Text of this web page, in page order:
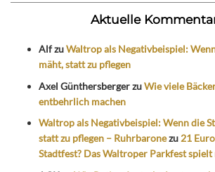
Aktuelle
AlfzuWaltrop als Negativbeispiel:
mäht, statt zu pflegen
Axel GünthersbergerzuWie viele
entbehrlich machen
Waltrop als Negativbeispiel: Wenn die
statt zu pflegen – Ruhrbaronezu21
Stadtfest? Das Waltroper Parkfest